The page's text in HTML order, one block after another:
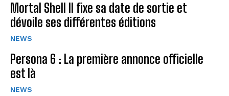
Mortal Shell II fixe sa date de sortie et
dévoile ses différentes éditions
NEWS
Persona 6 : La première annonce officielle
est là
NEWS